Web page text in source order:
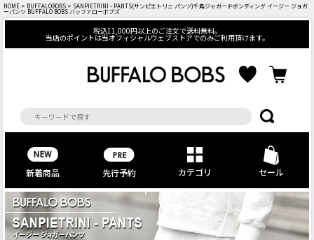
HOME > BUFFALOBOBS > SANPIETRINI - PANTS(サンピエトリニ パンツ)千鳥ジャガードボンディング イージー ジョガ
ーパンツ BUFFALO BOBS バッファローボブズ
税込11,000円以上のご注文で送料無料。
当店のポイントは当オフィシャルウェブストアでのみご利用頂けます。
新着商品 先行予約 カテゴリ セール